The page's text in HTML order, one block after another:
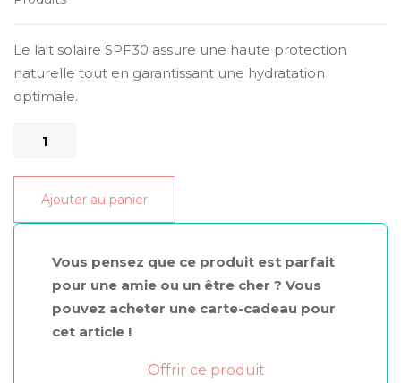
Le lait solaire SPF30 assure une haute protection
naturelle tout en garantissant une hydratation
optimale.
quantité
Lait
solaire
30
Ajouter au panier
Vous pensez que ce produit est parfait
pour une amie ou un être cher ? Vous
pouvez acheter une carte-cadeau pour
cet article !
Offrir ce produit